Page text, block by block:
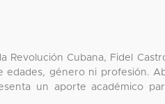
Cubana, Fidel
edades, género ni profesión.
un aporte académico